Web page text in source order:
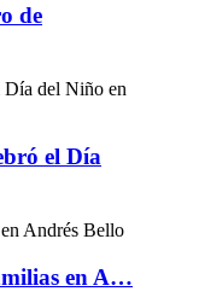
de
el Día
en A…